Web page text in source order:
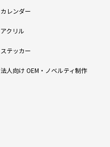
カレンダー
アクリル
ステッカー
法人向け OEM・ノベルティ制作